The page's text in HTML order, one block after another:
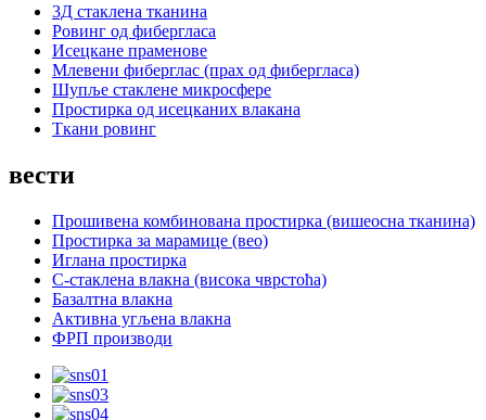
3Д стаклена тканина
Ровинг од фибергласа
Исецкане праменове
Млевени фиберглас (прах од фибергласа)
Шупље стаклене микросфере
Простирка од исецканих влакана
Ткани ровинг
вести
Прошивена комбинована простирка (вишеосна тканина)
Простирка за марамице (вео)
Иглана простирка
С-стаклена влакна (висока чврстоћа)
Базалтна влакна
Активна угљена влакна
ФРП производи